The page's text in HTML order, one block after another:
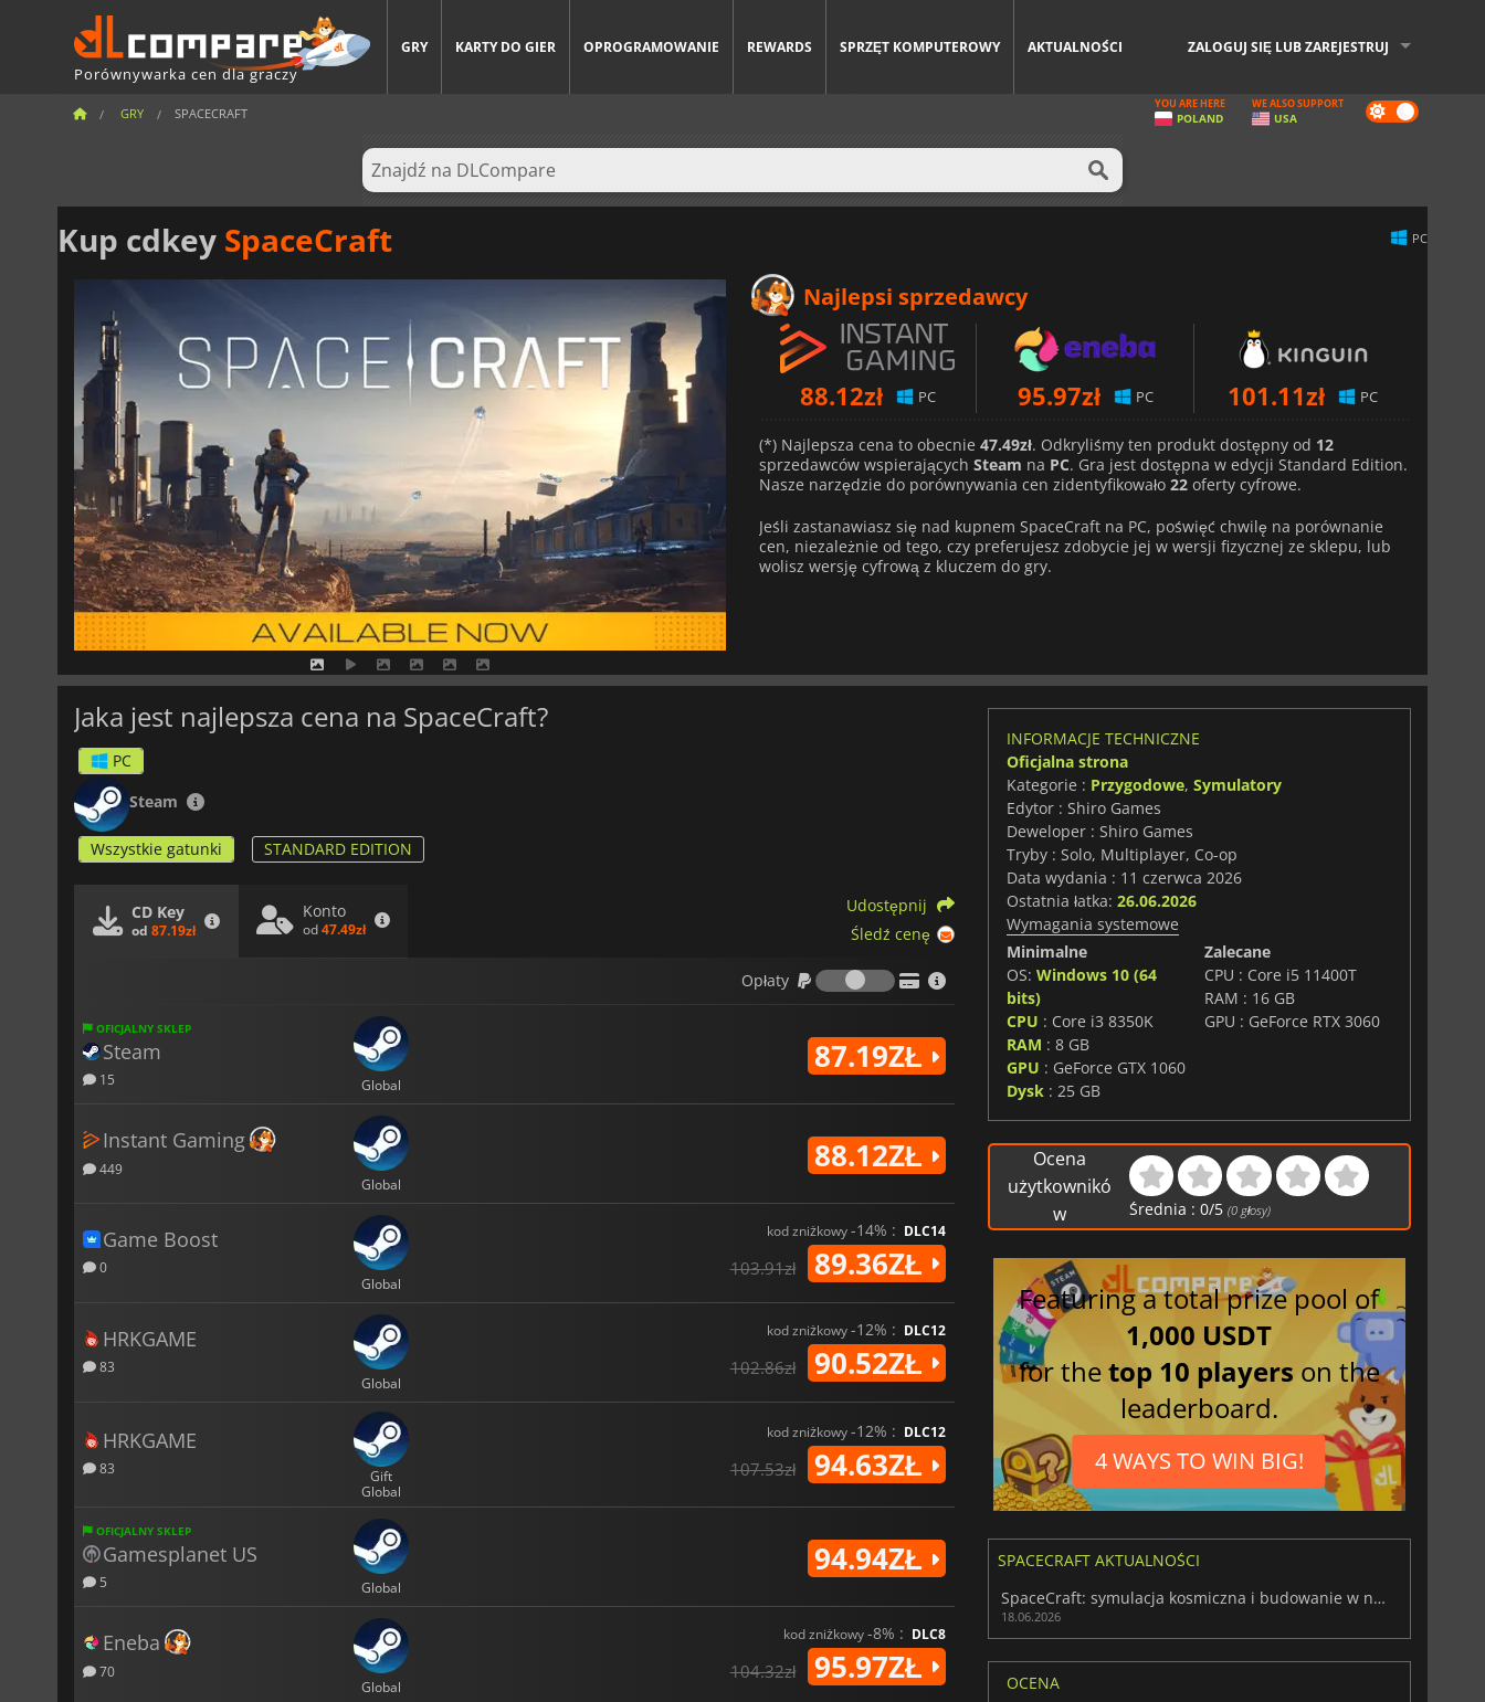
Porównywarka cen dla graczy
GRY KARTY DO GIER OPROGRAMOWANIE REWARDS SPRZĘT KOMPUTEROWY AKTUALNOŚCI ZALOGUJ SIĘ LUB ZAREJESTRUJ
GRY SPACECRAFT Dark
mode
YOU ARE HERE
POLAND
WE ALSO SUPPORT
USA
Kup cdkey SpaceCraft PC
Najlepsi sprzedawcy
88.12zł PC 95.97zł PC 101.11zł PC
(*) Najlepsza cena to obecnie 47.49zł. Odkryliśmy ten produkt dostępny od 12
sprzedawców wspierających Steam na PC. Gra jest dostępna w edycji Standard Edition.
Nasze narzędzie do porównywania cen zidentyfikowało 22 oferty cyfrowe.
Jeśli zastanawiasz się nad kupnem SpaceCraft na PC, poświęć chwilę na porównanie
cen, niezależnie od tego, czy preferujesz zdobycie jej w wersji fizycznej ze sklepu, lub
wolisz wersję cyfrową z kluczem do gry.
Jaka jest najlepsza cena na SpaceCraft?
PC
Steam
Wszystkie gatunki STANDARD EDITION
CD Key
od 87.19zł
Konto
od47.49zł
Udostępnij
Śledź cenę
Opłaty
Opłaty
OFICJALNY SKLEP
Steam
15 Global
87.19ZŁ
Instant Gaming
449
Global
88.12ZŁ
Game Boost
0
Global
kod zniżkowy-14% : DLC14
103.91zł 89.36ZŁ
HRKGAME
83
Global
kod zniżkowy-12% : DLC12
102.86zł 90.52ZŁ
HRKGAME
83
Gift
Global
kod zniżkowy-12% : DLC12
107.53zł 94.63ZŁ
OFICJALNY SKLEP
Gamesplanet US
5 Global
94.94ZŁ
Eneba
70
Global
kod zniżkowy-8% : DLC8
104.32zł 95.97ZŁ
INFORMACJE TECHNICZNE
Oficjalna strona
Kategorie : Przygodowe, Symulatory
Edytor : Shiro Games
Deweloper : Shiro Games
Tryby : Solo, Multiplayer, Co-op
Data wydania : 11 czerwca 2026
Ostatnia łatka: 26.06.2026
Wymagania systemowe
Minimalne
OS: Windows 10 (64
bits)
CPU : Core i3 8350K
RAM : 8 GB
GPU : GeForce GTX 1060
Dysk: 25 GB
Zalecane
CPU : Core i5 11400T
RAM : 16 GB
GPU : GeForce RTX 3060
Ocena
użytkownikó
w
Średnia :0/5 (0 głosy)
Featuring a total prize pool of
1,000 USDT
for thetop 10 players on the
leaderboard.
4 WAYS TO WIN BIG!
SPACECRAFT AKTUALNOŚCI
SpaceCraft: symulacja kosmiczna i budowanie w najlepszym wydaniu
18.06.2026
OCENA